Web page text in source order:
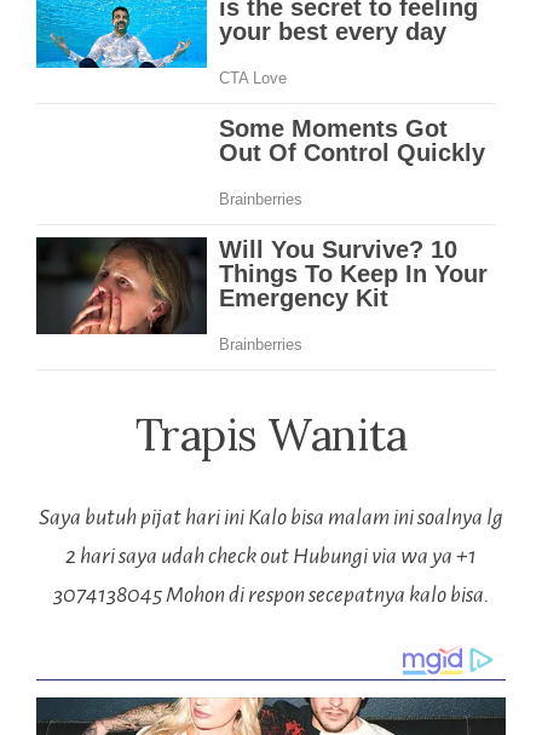
Trapis Wanita
Saya butuh pijat hari ini Kalo bisa malam ini soalnya lg
2 hari saya udah check out Hubungi via wa ya +1
3074138045 Mohon di respon secepatnya kalo bisa.